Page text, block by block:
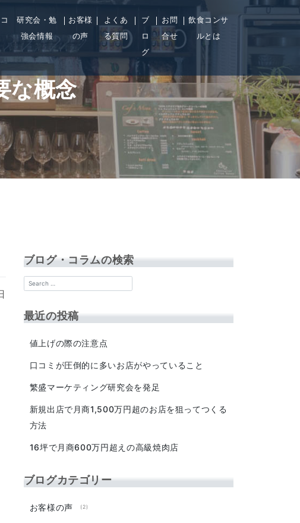
研究会・勉
強会情報
お客様
の声
よくあ
る質問
ブ
ロ
グ
お問
合せ
飲食コンサ
ルとは
な概念
ブログ・コラムの検索
最近の投稿
値上げの際の注意点
口コミが圧倒的に多いお店がやっていること
繁盛マーケティング研究会を発足
新規出店で月商1,500万円超のお店を狙ってつくる
方法
16坪で月商600万円超えの高級焼肉店
ブログカテゴリー
お客様の声 (2)